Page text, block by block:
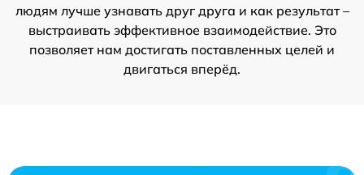
людям лучше узнавать друг друга и как результат –
выстраивать эффективное взаимодействие. Это
позволяет нам достигать поставленных целей и
двигаться вперёд.